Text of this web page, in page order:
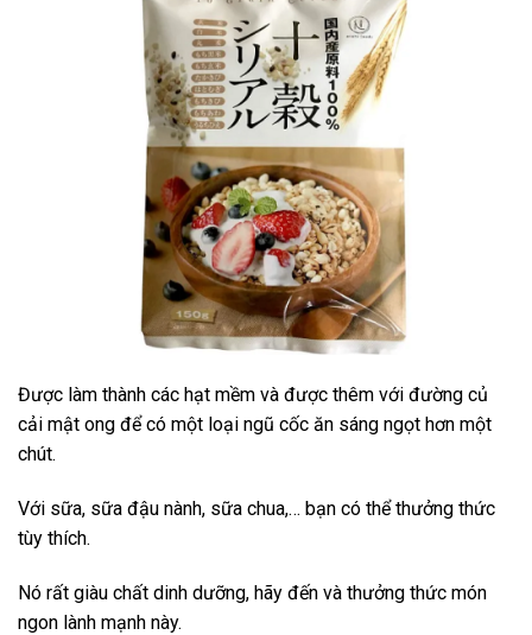
Được làm thành các hạt mềm và được thêm với đường củ
cải mật ong để có một loại ngũ cốc ăn sáng ngọt hơn một
chút.
Với sữa, sữa đậu nành, sữa chua,… bạn có thể thưởng thức
tùy thích.
Nó rất giàu chất dinh dưỡng, hãy đến và thưởng thức món
ngon lành mạnh này.